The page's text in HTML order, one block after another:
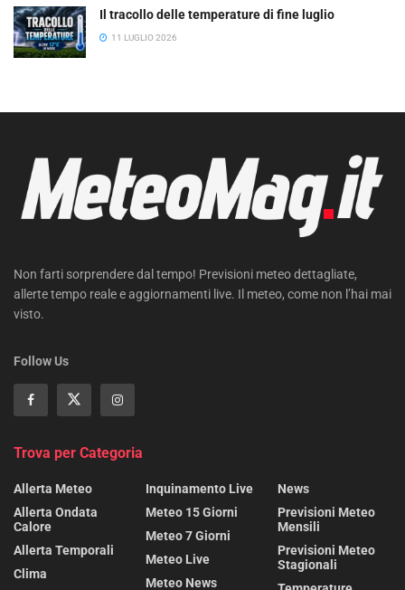
Il tracollo delle temperature di fine luglio
11 LUGLIO 2026
Non farti sorprendere dal tempo! Previsioni meteo dettagliate,
allerte tempo reale e aggiornamenti live. Il meteo, come non l’hai mai
visto.
Follow Us
Trova per Categoria
Allerta Meteo
Allerta Ondata
Calore
Allerta Temporali
Clima
Inquinamento Live
Meteo 15 Giorni
Meteo 7 Giorni
Meteo Live
Meteo News
News
Previsioni Meteo
Mensili
Previsioni Meteo
Stagionali